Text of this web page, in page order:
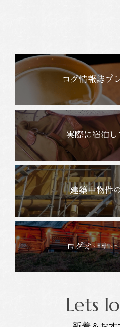
ログ情報誌プ
実際に宿泊し
建築中物件
ログオーナー
Lets